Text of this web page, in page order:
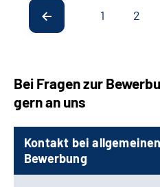
1 2
Bei Fragen zur
gern an uns
Kontakt bei
Bewerbung